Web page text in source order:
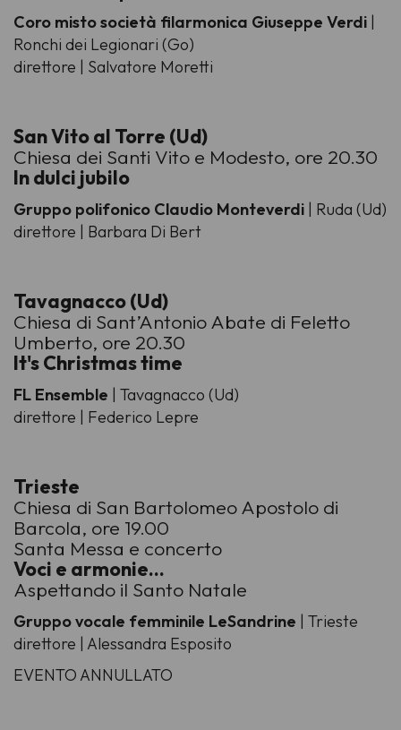
Coro misto società filarmonica Giuseppe Verdi |
Ronchi dei Legionari (Go)
direttore | Salvatore Moretti
San Vito al Torre (Ud)
Chiesa dei Santi Vito e Modesto, ore 20.30
In dulci jubilo
Gruppo polifonico Claudio Monteverdi | Ruda (Ud)
direttore | Barbara Di Bert
Tavagnacco (Ud)
Chiesa di Sant’Antonio Abate di Feletto
Umberto, ore 20.30
It's Christmas time
FL Ensemble | Tavagnacco (Ud)
direttore | Federico Lepre
Trieste
Chiesa di San Bartolomeo Apostolo di
Barcola, ore 19.00
Santa Messa e concerto
Voci e armonie...
Aspettando il Santo Natale
Gruppo vocale femminile LeSandrine | Trieste
direttore | Alessandra Esposito
EVENTO ANNULLATO